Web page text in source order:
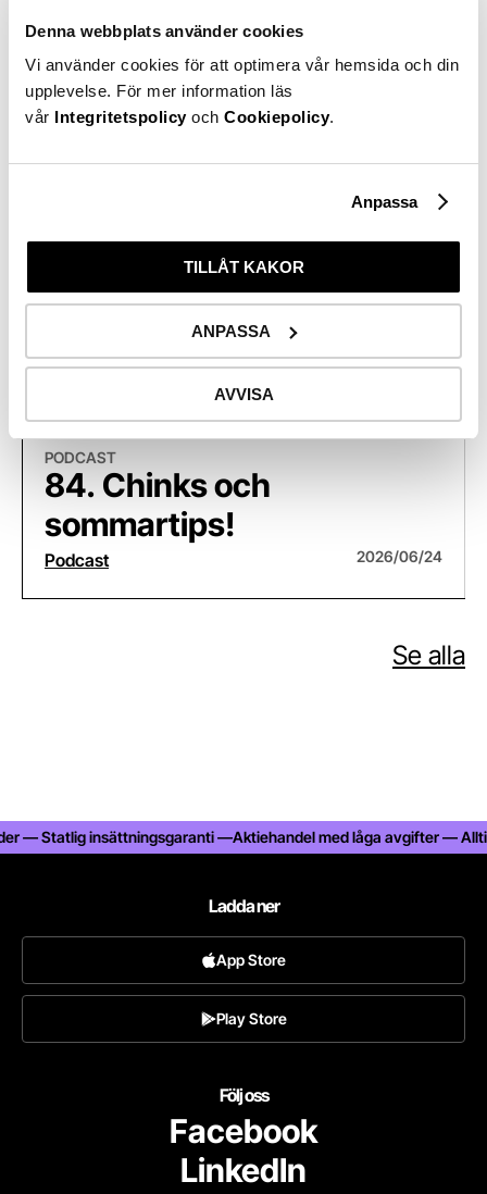
Denna webbplats använder cookies
Vi använder cookies för att optimera vår hemsida och din
upplevelse. För mer information läs
vår Integritetspolicy och Cookiepolicy.
Anpassa
TILLÅT KAKOR
ANPASSA
AVVISA
och mycket mer i veckans avsnitt!
Informationen i avsnittet är endast
i utbildningssyfte och ska inte ses
som investeringsråd.
Relaterade
podcasts
84. Chinks och sommartips!
PODCAST
84. Chinks och
sommartips!
Podcast 2026/06/24
Se alla
— Statlig insättningsgaranti —Aktiehandel med låga avgifter — Alltid
Ladda ner
App Store
Play Store
Följ oss
Facebook
LinkedIn